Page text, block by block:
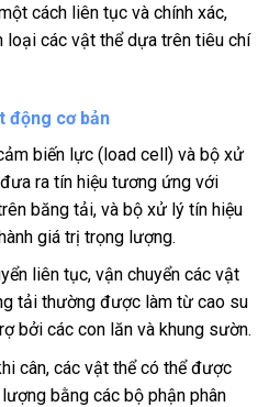
cách liên tục và chính xác,
loại các vật thể dựa trên tiêu chí
động cơ bản
biến lực (load cell) và bộ xử
ra tín hiệu tương ứng với
băng tải, và bộ xử lý tín hiệu
giá trị trọng lượng.
liên tục, vận chuyển các vật
tải thường được làm từ cao su
bởi các con lăn và khung sườn.
cân, các vật thể có thể được
bằng các bộ phận phân